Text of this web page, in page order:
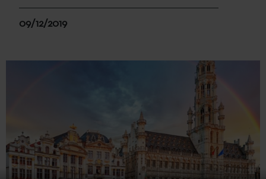
09/12/2019